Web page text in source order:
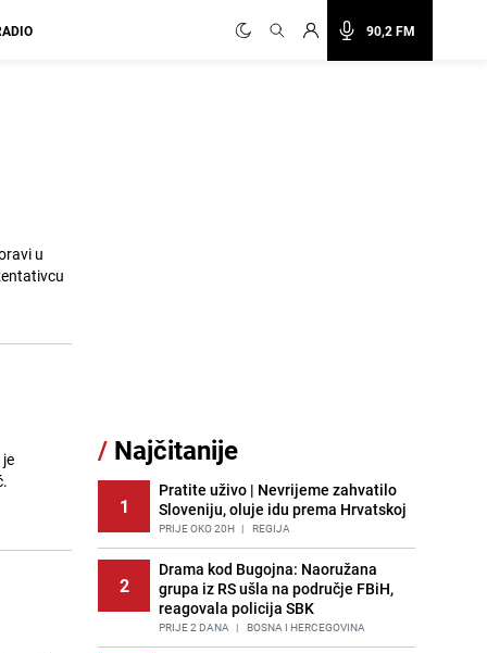
90,2 FM
u
/ Najčitanije
1
Pratite uživo | Nevrijeme zahvatilo
Sloveniju, oluje idu prema Hrvatskoj
PRIJE OKO 20H | REGIJA
2
Drama kod Bugojna: Naoružana
grupa iz RS ušla na područje FBiH,
reagovala policija SBK
PRIJE 2 DANA | BOSNA I HERCEGOVINA